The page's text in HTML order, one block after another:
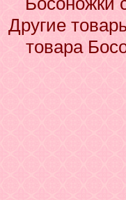
Другие
товара